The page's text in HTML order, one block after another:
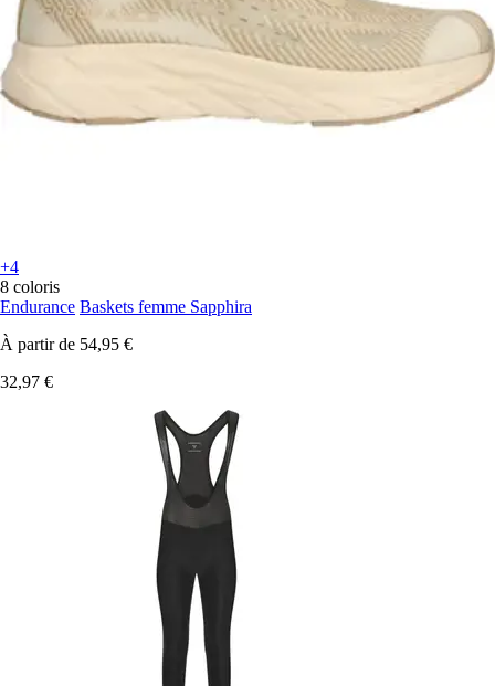
+4
8 coloris
Endurance Baskets femme Sapphira
À partir de 54,95 €
32,97 €